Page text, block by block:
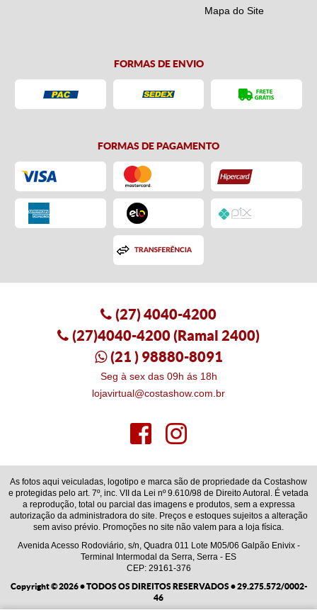
Mapa do Site
FORMAS DE ENVIO
FORMAS DE PAGAMENTO
(27)4040-4200
(27)4040-4200(Ramal 2400)
(21 ) 98880-8091
Seg à sex das 09h ás 18h
lojavirtual@costashow.com.br
As fotos aqui veiculadas, logotipo e marca são de propriedade da Costashow
e protegidas pelo art. 7º, inc. VII da Lei nº 9.610/98 de Direito Autoral. É vetada
a reprodução, total ou parcial das imagens e produtos, sem a expressa
autorização da administradora do site. Preços e estoques sujeitos a alteração
sem aviso prévio. Promoções no site não valem para a loja física.
Avenida Acesso Rodoviário, s/n, Quadra 011 Lote M05/06 Galpão Enivix-
Terminal Intermodal da Serra, Serra - ES
CEP: 29161-376
Copyright © 2026 • TODOS OS DIREITOS RESERVADOS • 29.275.572/0002-
46